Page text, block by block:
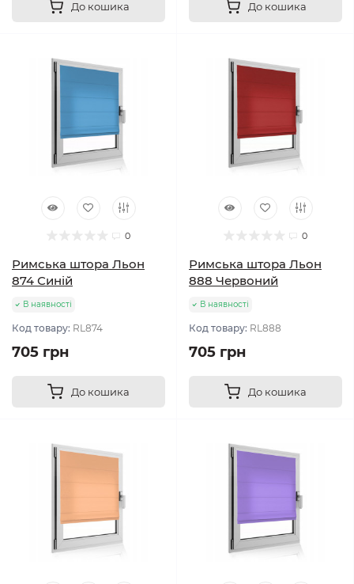
До кошика До кошика
0
Римська штора Льон
874 Синій
В наявності
Код товару: RL874
705 грн
До кошика
0
Римська штора Льон
888 Червоний
В наявності
Код товару: RL888
705 грн
До кошика